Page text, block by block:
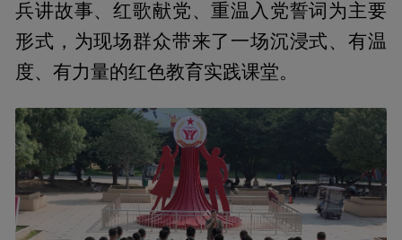
兵讲故事、红歌献党、重温入党誓词为主要
形式，为现场群众带来了一场沉浸式、有温
度、有力量的红色教育实践课堂。